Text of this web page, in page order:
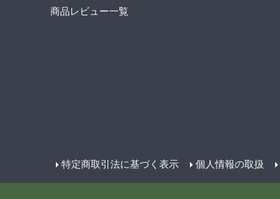
商品レビュー一覧
特定商取引法に基づく表示 個人情報の取扱